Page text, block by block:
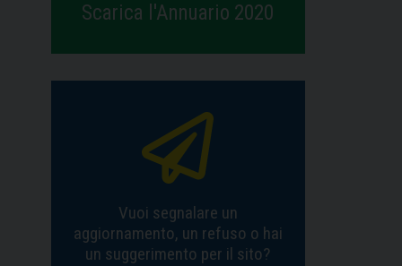
Scarica l'Annuario 2020
Vuoi segnalare un
aggiornamento, un refuso o hai
un suggerimento per il sito?